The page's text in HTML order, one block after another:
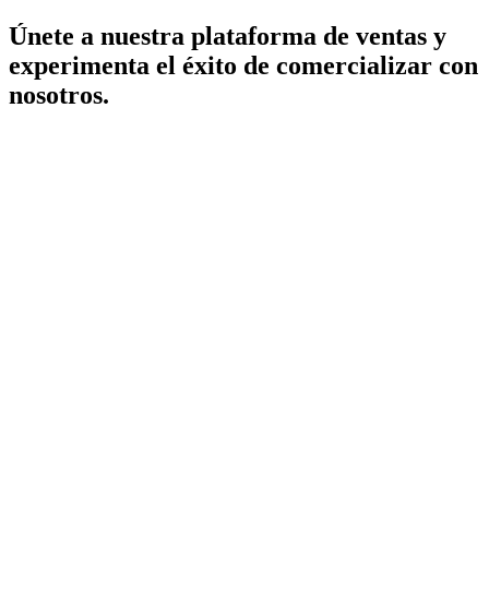
Únete a nuestra plataforma de ventas y
experimenta el éxito de comercializar con
nosotros.